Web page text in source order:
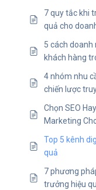
7 quy tắc khi
quả cho
5 cách doanh
khách hàng
4 nhóm nhu
chiến lược
Chọn SEO
Marketing
Top 5 kênh
quả
7 phương
trưởng hiệu